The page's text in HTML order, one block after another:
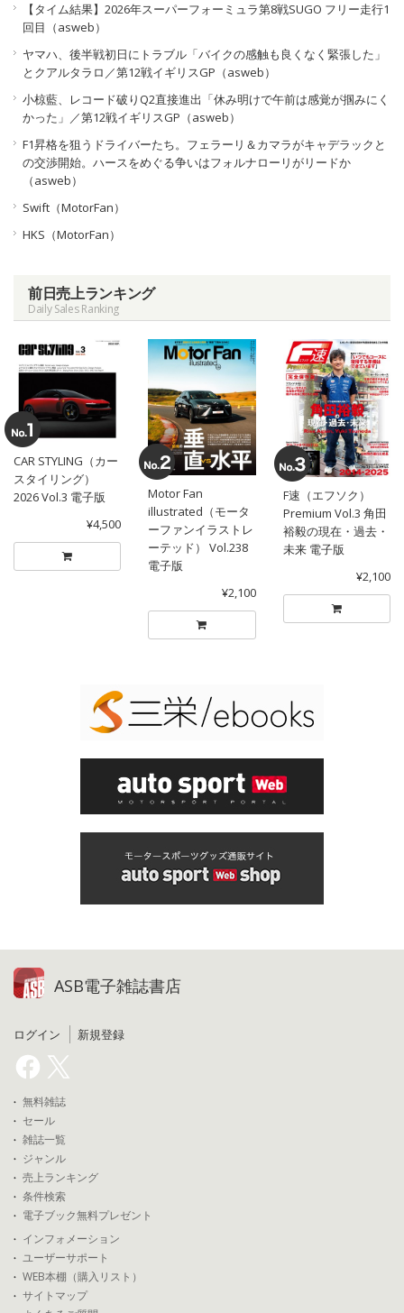
【タイム結果】2026年スーパーフォーミュラ第8戦SUGO フリー走行1
回目（asweb）
ヤマハ、後半戦初日にトラブル「バイクの感触も良くなく緊張した」
とクアルタラロ／第12戦イギリスGP（asweb）
小椋藍、レコード破りQ2直接進出「休み明けで午前は感覚が掴みにく
かった」／第12戦イギリスGP（asweb）
F1昇格を狙うドライバーたち。フェラーリ＆カマラがキャデラックと
の交渉開始。ハースをめぐる争いはフォルナローリがリードか
（asweb）
Swift（MotorFan）
HKS（MotorFan）
前日売上ランキング
Daily Sales Ranking
CAR STYLING（カー
スタイリング）
2026 Vol.3 電子版
¥4,500
Motor Fan
illustrated（モータ
ーファンイラストレ
ーテッド） Vol.238
電子版
¥2,100
F速（エフソク）
Premium Vol.3 角田
裕毅の現在・過去・
未来 電子版
¥2,100
ASB電子雑誌書店
ログイン 新規登録
無料雑誌
セール
雑誌一覧
ジャンル
売上ランキング
条件検索
電子ブック無料プレゼント
インフォメーション
ユーザーサポート
WEB本棚（購入リスト）
サイトマップ